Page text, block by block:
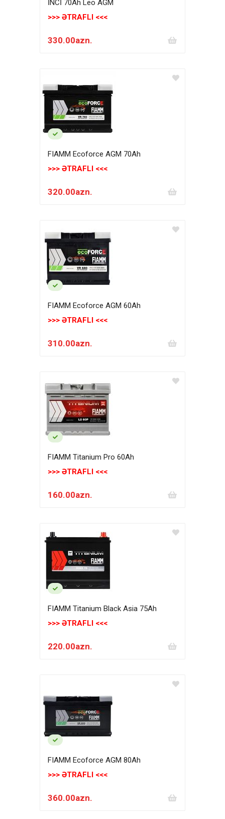
İNCİ 70Ah Leo AGM
>>> ƏTRAFLI <<<
330.00azn.
FIAMM Ecoforce AGM 70Аh
>>> ƏTRAFLI <<<
320.00azn.
FIAMM Ecoforce AGM 60Аh
>>> ƏTRAFLI <<<
310.00azn.
FIAMM Titanium Pro 60Аh
>>> ƏTRAFLI <<<
160.00azn.
FIAMM Titanium Black Asia 75Аh
>>> ƏTRAFLI <<<
220.00azn.
FIAMM Ecoforce AGM 80Аh
>>> ƏTRAFLI <<<
360.00azn.